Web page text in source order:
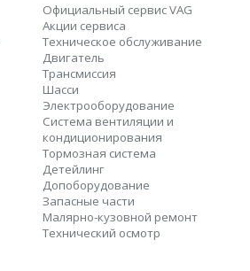
Официальный сервис VAG
Акции сервиса
Техническое обслуживание
Двигатель
Трансмиссия
Шасси
Электрооборудование
Система вентиляции и
кондиционирования
Тормозная система
Детейлинг
Допоборудование
Запасные части
Малярно-кузовной ремонт
Технический осмотр